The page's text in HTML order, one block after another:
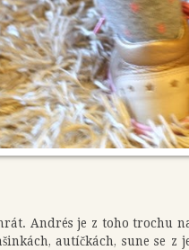
Andrés je z toho trochu
autíčkách, sune se